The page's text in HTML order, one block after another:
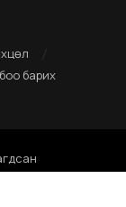
барих